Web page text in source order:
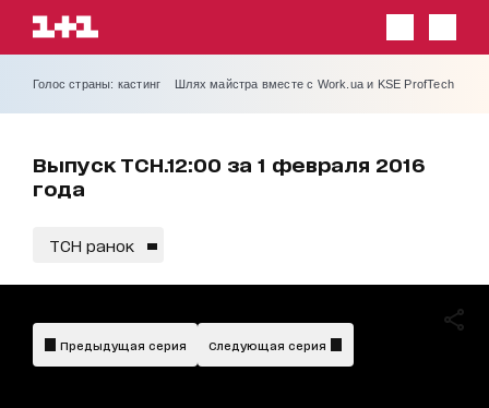
Голос страны: кастинг Шлях майстра вместе с Work.ua и KSE ProfTech
Выпуск ТСН.12:00 за 1 февраля 2016
года
ТСН ранок
Предыдущая серия Следующая серия